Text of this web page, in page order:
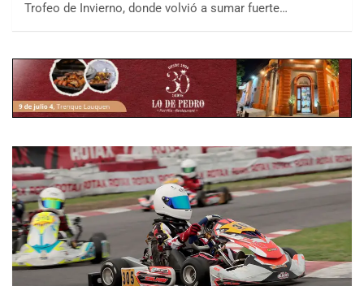
Trofeo de Invierno, donde volvió a sumar fuerte…